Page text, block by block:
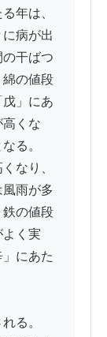
年は、
病が出
干ばつ
綿の値段
」にあ
くな
る。
なり、
雨が多
鉄の値段
く実
にあた
る。